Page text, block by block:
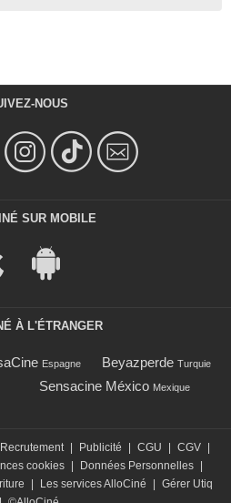
NOUS
SUR MOBILE
À L'ÉTRANGER
Espagne Beyazperde Turquie
Sensacine México Mexique
Recrutement Publicité CGU CGV
cookies Données Personnelles
Les services AlloCiné
Gérer Utiq